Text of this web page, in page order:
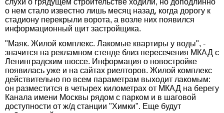
о нем стало известно лишь месяц назад, когда дорогу к
стадиону перекрыли ворота, а возле них появился
информационный щит застройщика.
"Маяк. Жилой комплекс. Лакомые квартиры у воды", -
значится на рекламном стенде близ пересечения МКАД с
Ленинградским шоссе. Информация о новостройке
появилась уже и на сайтах риелторов. Жилой комплекс
действительно по всем параметрам выходит лакомым:
он разместится в четырех километрах от МКАД на берегу
Канала имени Москвы рядом с парком и в шаговой
доступности от ж/д станции "Химки". Еще будут